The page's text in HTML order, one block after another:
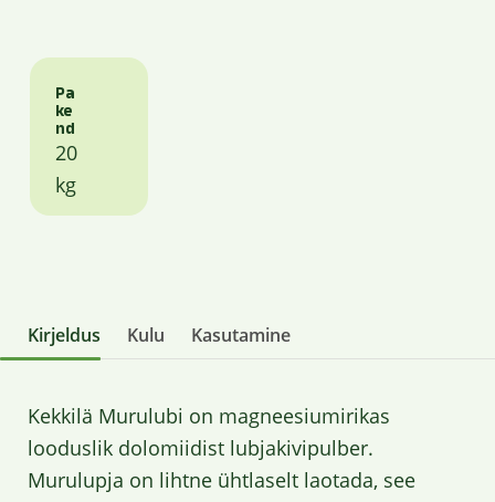
Pa
ke
nd
20
kg
Kirjeldus Kulu Kasutamine
Kekkilä Murulubi on magneesiumirikas
looduslik dolomiidist lubjakivipulber.
Murulupja on lihtne ühtlaselt laotada, see